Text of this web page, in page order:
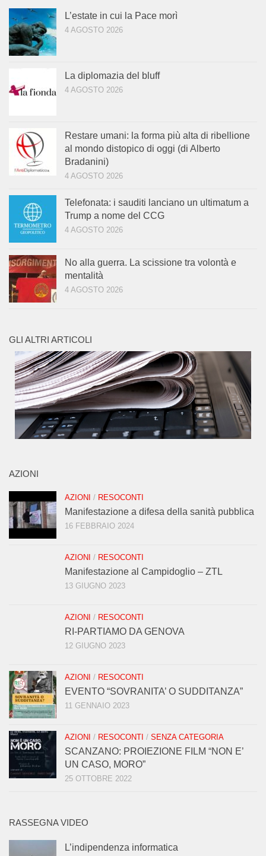
L’estate in cui la Pace morì
4 AGOSTO 2026
La diplomazia del bluff
4 AGOSTO 2026
Restare umani: la forma più alta di ribellione
al mondo distopico di oggi (di Alberto
Bradanini)
4 AGOSTO 2026
Telefonata: i sauditi lanciano un ultimatum a
Trump a nome del CCG
4 AGOSTO 2026
No alla guerra. La scissione tra volontà e
mentalità
4 AGOSTO 2026
GLI ALTRI ARTICOLI
AZIONI
AZIONI / RESOCONTI
Manifestazione a difesa della sanità pubblica
16 FEBBRAIO 2024
AZIONI / RESOCONTI
Manifestazione al Campidoglio – ZTL
13 GIUGNO 2023
AZIONI / RESOCONTI
RI-PARTIAMO DA GENOVA
12 GIUGNO 2023
AZIONI / RESOCONTI
EVENTO “SOVRANITA’ O SUDDITANZA”
11 GENNAIO 2023
AZIONI / RESOCONTI / SENZA CATEGORIA
SCANZANO: PROIEZIONE FILM “NON E’
UN CASO, MORO”
25 OTTOBRE 2022
RASSEGNA VIDEO
L’indipendenza informatica